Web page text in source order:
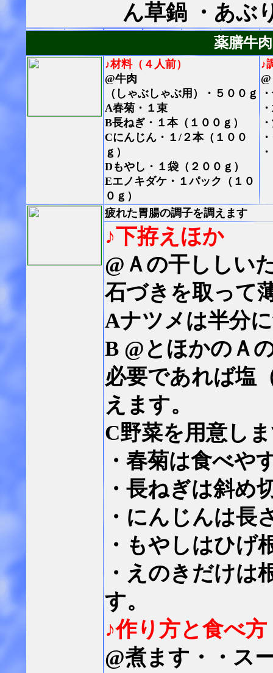
ん草鍋 ・あぶ
薬膳牛
♪材料（４人前）
@牛肉
（しゃぶしゃぶ用）・５００ｇ
A春菊・１束
B長ねぎ・１本（１００ｇ）
Cにんじん・１/２本（１００
ｇ）
Dもやし・１袋（２００ｇ）
Eエノキダケ・１パック（１０
０ｇ）
♪
疲れた胃腸の調子を調えます
♪下拵えほか
@Ａの干ししい
石づきを取って
Aナツメは半分
B @とほかのＡ
必要であれば塩
えます。
C野菜を用意し
・春菊は食べや
・長ねぎは斜め
・にんじんは長
・もやしはひげ
・えのきだけは
す。
♪作り方と食べ方
@煮ます・・ス